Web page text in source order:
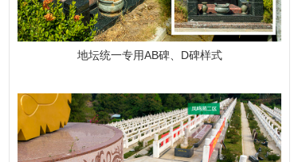
地坛统一专用AB碑、D碑样式